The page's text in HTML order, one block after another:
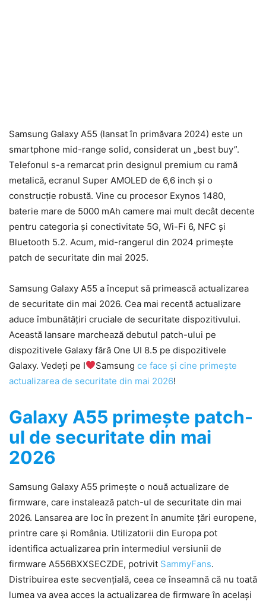
Samsung Galaxy A55 (lansat în primăvara 2024) este un
smartphone mid-range solid, considerat un „best buy”.
Telefonul s-a remarcat prin designul premium cu ramă
metalică, ecranul Super AMOLED de 6,6 inch și o
construcție robustă. Vine cu procesor Exynos 1480,
baterie mare de 5000 mAh camere mai mult decât decente
pentru categoria și conectivitate 5G, Wi-Fi 6, NFC și
Bluetooth 5.2. Acum, mid-rangerul din 2024 primește
patch de securitate din mai 2025.
Samsung Galaxy A55 a început să primească actualizarea
de securitate din mai 2026. Cea mai recentă actualizare
aduce îmbunătățiri cruciale de securitate dispozitivului.
Această lansare marchează debutul patch-ului pe
dispozitivele Galaxy fără One UI 8.5 pe dispozitivele
Galaxy. Vedeți pe I
Samsungce face și cine primește
actualizarea de securitate din mai 2026!
Galaxy A55 primește patch-
ul de securitate din mai
2026
Samsung Galaxy A55 primește o nouă actualizare de
firmware, care instalează patch-ul de securitate din mai
2026. Lansarea are loc în prezent în anumite țări europene,
printre care și România. Utilizatorii din Europa pot
identifica actualizarea prin intermediul versiunii de
firmware A556BXXSECZDE, potrivit SammyFans.
Distribuirea este secvențială, ceea ce înseamnă că nu toată
lumea va avea acces la actualizarea de firmware în același